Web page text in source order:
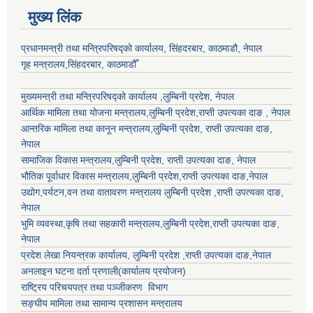
मुख्य लिंक
प्रधानमन्त्री तथा मन्त्रिपरिषद्को कार्यालय, सिंहदरबार, काठमाडौ, नेपाल
गृह मन्त्रालय,सिंहदरबार, काठमाडौँ
मुख्यमन्त्री तथा मन्त्रिपरिषद्को कार्यालय ,लुम्बिनी प्रदेश, नेपाल
आर्थिक मामिला तथा योजना मन्त्रालय,लुम्बिनी प्रदेश,राप्ती उपत्यका दाङ , नेपाल
आन्तरिक मामिला तथा कानून मन्त्रालय,लुम्बिनी प्रदेश, राप्ती उपत्यका दाङ,
नेपाल
सामाजिक विकास मन्त्रालय,लुम्बिनी प्रदेश, राप्ती उपत्यका दाङ, नेपाल
भौतिक पूर्वाधार विकास मन्त्रालय,लुम्बिनी प्रदेश,राप्ती उपत्यका दाङ,नेपाल
उद्याेग,पर्यटन,वन तथा वातावरण मन्त्रालय लुम्बिनी प्रदेश ,राप्ती उपत्यका दाङ,
नेपाल
भुमि व्यवस्था,कृषि तथा सहकारी मन्त्रालय,लुम्बिनी प्रदेश,राप्ती उपत्यका दाङ,
नेपाल
प्रदेश लेखा नियन्त्रक कार्यालय, लुम्बिनी प्रदेश ,राप्ती उपत्यका दाङ,नेपाल
अनलाइन घटना दर्ता प्रणाली(कार्यालय प्रयोजन)
राष्ट्रिय परिचयपत्र तथा पञ्जीकरण विभाग
सङ्घीय मामिला तथा सामान्य प्रशासन मन्त्रालय